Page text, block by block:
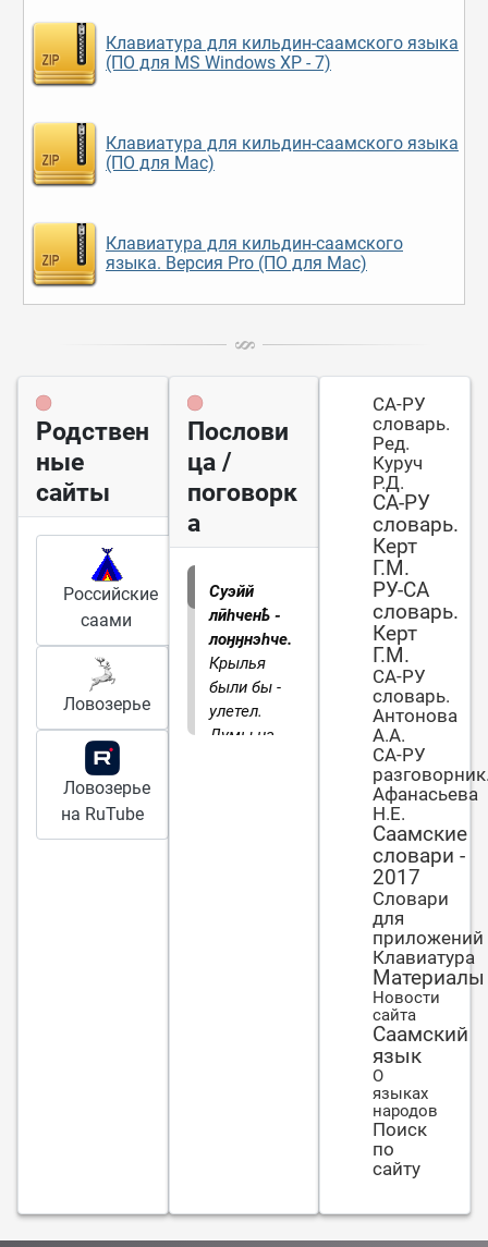
Клавиатура для кильдин-саамского языка
(ПО для MS Windows XP - 7)
Клавиатура для кильдин-саамского языка
(ПО для Mac)
Клавиатура для кильдин-саамского
языка. Версия Pro (ПО для Mac)
Родствен
ные
сайты
Российские
саами
Ловозерье
Ловозерье
на RuTube
Послови
ца /
поговорк
а
Суэйй
лӣһченҍ -
лоӈӈнэһче.
Крылья
были бы -
улетел.
Думы на
СА-РУ
словарь.
Ред.
Куруч
Р.Д.
СА-РУ
словарь.
Керт
Г.М.
РУ-СА
словарь.
Керт
Г.М.
СА-РУ
словарь.
Антонова
А.А.
СА-РУ
Афанасьева
Н.Е.
Саамские
словари -
2017
Словари
для
приложений
Клавиатура
Материалы
Новости
сайта
Саамский
язык
О
языках
народов
Поиск
по
сайту